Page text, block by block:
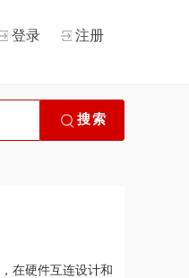
登录 注册
搜索
在硬件互连设计和